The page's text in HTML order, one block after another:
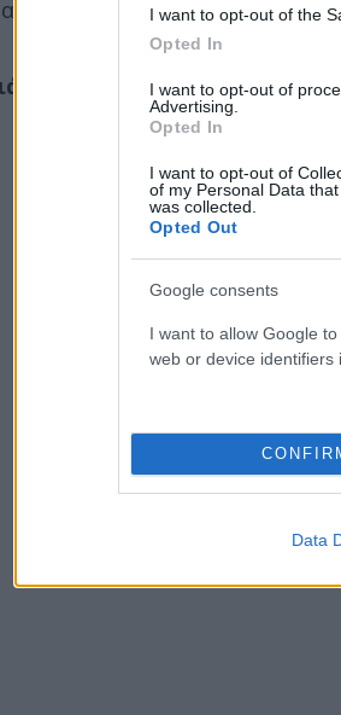
I want to opt-out of the
Opted In
I want to opt-out of
Advertising.
Opted In
I want to opt-out of
of my Personal Data
was collected.
Opted Out
Google consents
I want to allow Google
web or device identifiers
Data
για την Αθήνα.
Χρηστάκου για το MEGA